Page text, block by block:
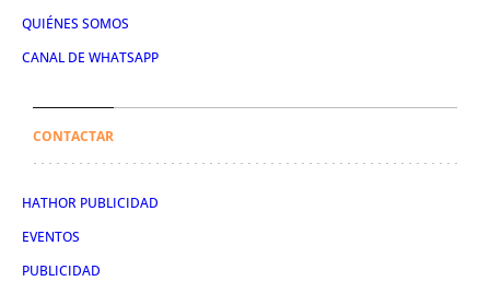
QUIÉNES SOMOS
CANAL DE WHATSAPP
CONTACTAR
HATHOR PUBLICIDAD
EVENTOS
PUBLICIDAD